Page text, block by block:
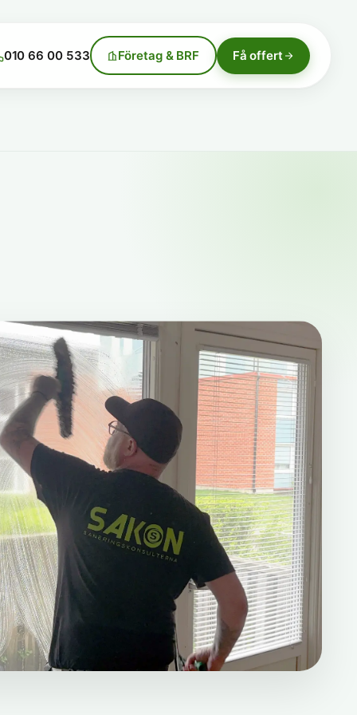
010 66 00 533 Företag & BRF Få offert